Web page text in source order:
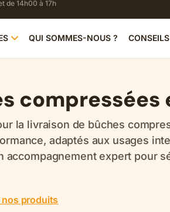
de 14h00 à 17h
QUI SOMMES-NOUS ?
la livraison de bûches
adaptés aux usages
accompagnement expert pour
produits